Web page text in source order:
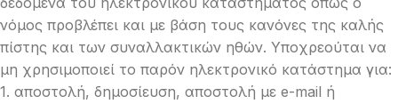
νόμος προβλέπει και με βάση τους κανόνες της καλής
πίστης και των συναλλακτικών ηθών. Υποχρεούται να
μη χρησιμοποιεί το παρόν ηλεκτρονικό κατάστημα για:
1. αποστολή, δημοσίευση, αποστολή με e-mail ή